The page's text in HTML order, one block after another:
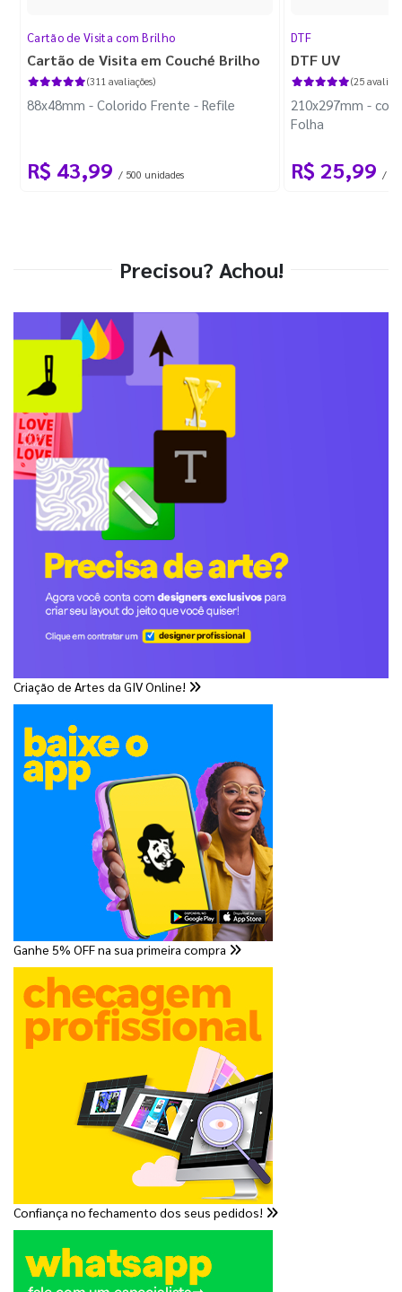
Cartão de Visita com Brilho
Cartão de Visita em Couché Brilho
(311 avaliações)
88x48mm - Colorido Frente - Refile
R$ 43,99 / 500 unidades
DTF
DTF UV
(25
210x297mm -
Folha
R$ 25,99 / 1
Precisou? Achou!
Criação de Artes da GIV Online!
Ganhe 5% OFF na sua primeira compra
Confiança no fechamento dos seus pedidos!